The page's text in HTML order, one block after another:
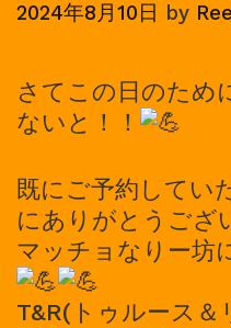
2024年8月10日 by
さてこの日のため
ないと！！
既にご予約してい
にありがとうござ
マッチョなりー坊
T&R(トゥルース＆